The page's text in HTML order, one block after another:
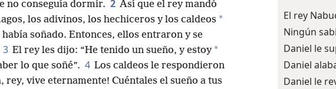
El rey
Ningún
Daniel le
Daniel
reinado, Nabucodonosor tuvo varios sueños, y
no conseguía dormir. 2 Así que el rey mandó
los adivinos, los hechiceros y los caldeos
soñado. Entonces, ellos entraron y se
3 El rey les dijo: “He tenido un sueño, y estoy *
lo que soñé”. 4 Los caldeos le respondieron